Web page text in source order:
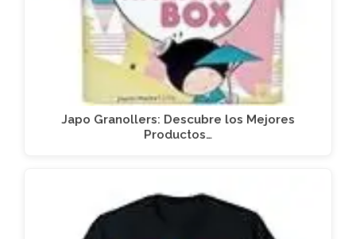
Japo Granollers: Descubre los Mejores
Productos…